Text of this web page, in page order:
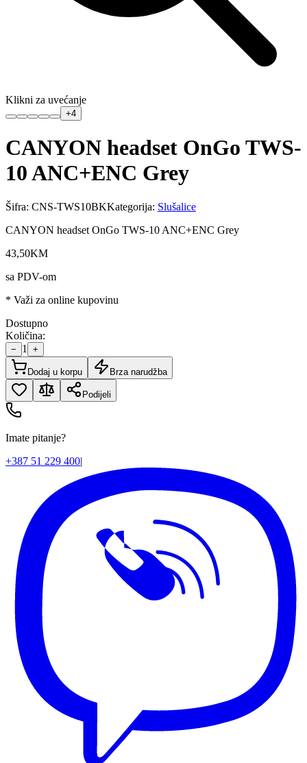
Klikni za uvećanje
+4
CANYON headset OnGo TWS-
10 ANC+ENC Grey
Šifra: CNS-TWS10BKKategorija: Slušalice
CANYON headset OnGo TWS-10 ANC+ENC Grey
43,50KM
sa PDV-om
* Važi za online kupovinu
Dostupno
Količina:
− 1 +
Dodaj u korpu Brza narudžba
Podijeli
Imate pitanje?
+387 51 229 400|